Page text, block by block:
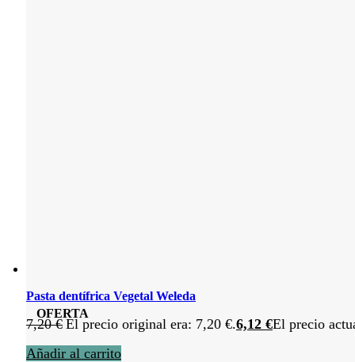
OFERTA
Pasta dentífrica Vegetal Weleda
7,20€ El precio original era: 7,20 €.6,12 €El precio
Añadir al carrito